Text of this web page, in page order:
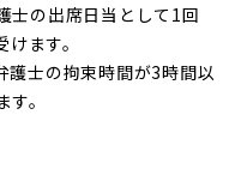
士の出席日当として1回
ます。
護士の拘束時間が3時間以
。